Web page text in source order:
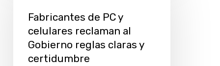
celulares
reclaman
Fabricantes de PC y
celulares reclaman al
Gobierno reglas claras y
certidumbre